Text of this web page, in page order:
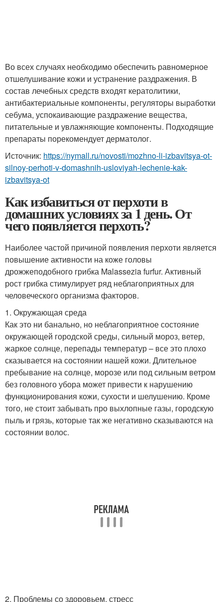
Во всех случаях необходимо обеспечить равномерное
отшелушивание кожи и устранение раздражения. В
состав лечебных средств входят кератолитики,
антибактериальные компоненты, регуляторы выработки
себума, успокаивающие раздражение вещества,
питательные и увлажняющие компоненты. Подходящие
препараты порекомендует дерматолог.
Источник: https://nymall.ru/novosti/mozhno-li-izbavitsya-ot-
silnoy-perhoti-v-domashnih-usloviyah-lechenie-kak-
izbavitsya-ot
Как избавиться от перхоти в
домашних условиях за 1 день. От
чего появляется перхоть?
Наиболее частой причиной появления перхоти является
повышение активности на коже головы
дрожжеподобного грибка Malassezia furfur. Активный
рост грибка стимулирует ряд неблагоприятных для
человеческого организма факторов.
1. Окружающая среда
Как это ни банально, но неблагоприятное состояние
окружающей городской среды, сильный мороз, ветер,
жаркое солнце, перепады температур – все это плохо
сказывается на состоянии нашей кожи. Длительное
пребывание на солнце, морозе или под сильным ветром
без головного убора может привести к нарушению
функционирования кожи, сухости и шелушению. Кроме
того, не стоит забывать про выхлопные газы, городскую
пыль и грязь, которые так же негативно сказываются на
состоянии волос.
2. Проблемы со здоровьем, стресс